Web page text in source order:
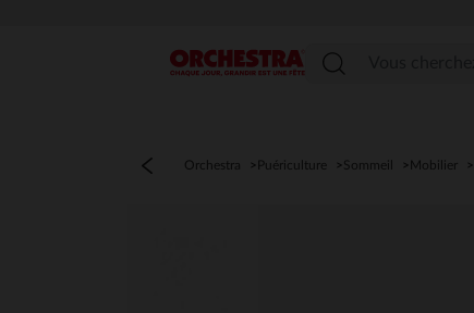
Menu
Orchestra Puériculture Sommeil Mobilier